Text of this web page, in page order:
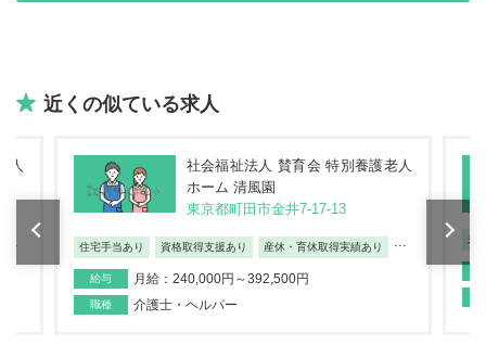
近くの似ている求人
人
社会福祉法人 賛育会 特別養護老人
ホーム 清風園
東京都町田市金井7-17-13
住宅手当あり 資格取得支援あり 産休・育休取得実績あり
給与 月給：240,000円～392,500円
職種 介護士・ヘルパー
未